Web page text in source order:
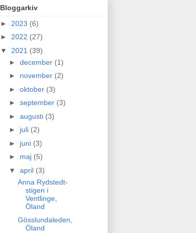
Bloggarkiv
► 2023 (6)
► 2022 (27)
▼ 2021 (39)
► december (1)
► november (2)
► oktober (3)
► september (3)
► augusti (3)
► juli (2)
► juni (3)
► maj (5)
▼ april (3)
Anna Rydstedt-
stigen i
Ventlinge,
Öland
Gösslundaleden,
Öland